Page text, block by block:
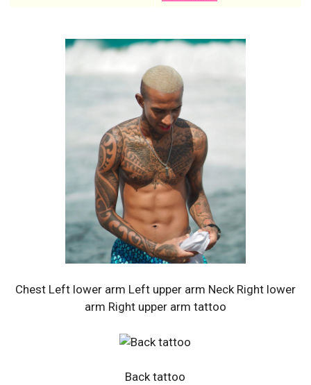
Chest Left lower arm Left upper arm Neck Right lower
arm Right upper arm tattoo
Back tattoo